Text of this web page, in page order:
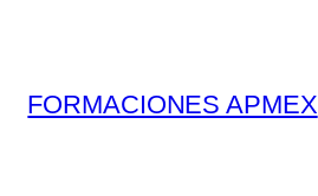
FORMACIONES APMEX